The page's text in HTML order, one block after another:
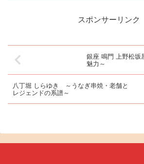
では落とさない丁度良い蒸し加
腐料理の老
スポンサーリンク
銀座 鳴門 上野松
魅力～
八丁堀 しらゆき ～うなぎ串焼・老舗と
レジェンドの系譜～